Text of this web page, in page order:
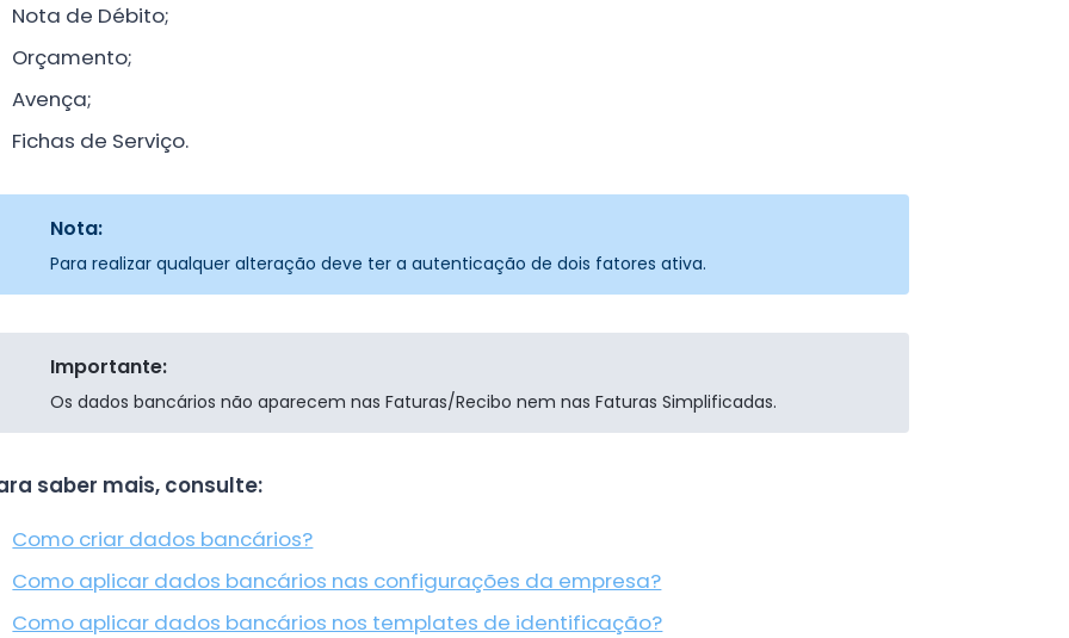
Nota de Débito;
Orçamento;
Avença;
Fichas de Serviço.
Nota:
Para realizar qualquer alteração deve ter a autenticação de dois fatores ativa.
Importante:
Os dados bancários não aparecem nas Faturas/Recibo nem nas Faturas Simplificadas.
saber mais, consulte:
Como criar dados bancários?
Como aplicar dados bancários nas configurações da empresa?
Como aplicar dados bancários nos templates de identificação?